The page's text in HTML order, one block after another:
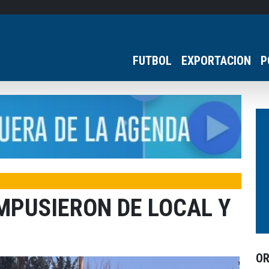
FUTBOL EXPORTACION
DE LOCAL Y